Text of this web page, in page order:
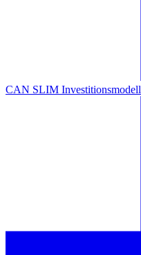
CAN SLIM Investitionsmodell